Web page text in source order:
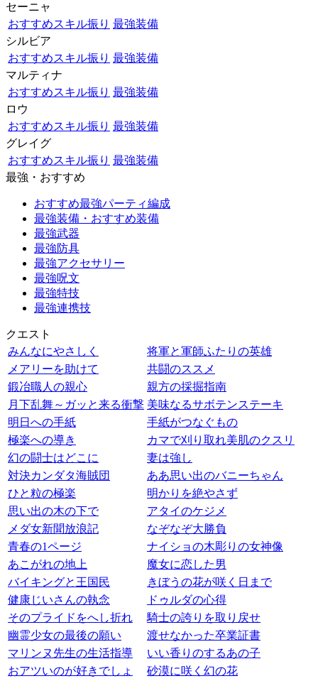
セーニャ
おすすめスキル振り 最強装備
シルビア
おすすめスキル振り 最強装備
マルティナ
おすすめスキル振り 最強装備
ロウ
おすすめスキル振り 最強装備
グレイグ
おすすめスキル振り 最強装備
最強・おすすめ
おすすめ最強パーティ編成
最強装備・おすすめ装備
最強武器
最強防具
最強アクセサリー
最強呪文
最強特技
最強連携技
クエスト
みんなにやさしく
将軍と軍師ふたりの英雄
メアリーを助けて
共闘のススメ
鍛冶職人の親心
親方の採掘指南
月下乱舞～ガッと来る衝撃 美味なるサボテンステーキ
明日への手紙
手紙がつなぐもの
極楽への導き
カマで刈り取れ美肌のクスリ
幻の闘士はどこに
妻は強し
対決カンダタ海賊団
ああ思い出のバニーちゃん
ひと粒の極楽
明かりを絶やさず
思い出の木の下で
アタイのケジメ
メダ女新聞放浪記
なぞなぞ大勝負
青春の1ページ
ナイショの木彫りの女神像
あこがれの地上
魔女に恋した男
バイキングと王国民
きぼうの花が咲く日まで
健康じいさんの執念
ドゥルダの心得
そのプライドをへし折れ
騎士の誇りを取り戻せ
幽霊少女の最後の願い
渡せなかった卒業証書
マリンヌ先生の生活指導
いい香りのするあの子
おアツいのが好きでしょ
砂漠に咲く幻の花